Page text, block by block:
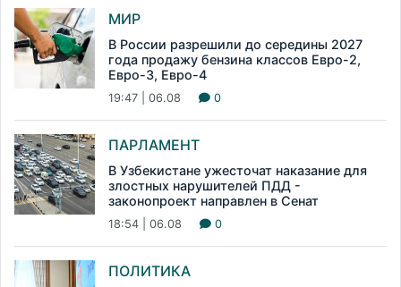
МИР
В России разрешили до середины 2027
года продажу бензина классов Евро-2,
Евро-3, Евро-4
19:47 | 06.08 0
ПАРЛАМЕНТ
В Узбекистане ужесточат наказание для
злостных нарушителей ПДД -
законопроект направлен в Сенат
18:54 | 06.08 0
ПОЛИТИКА